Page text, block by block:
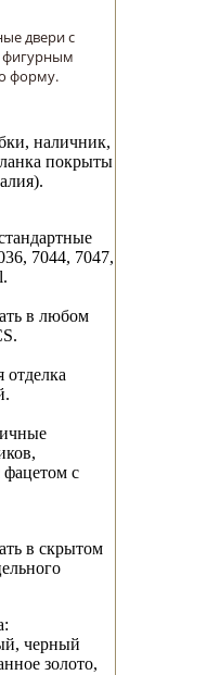
двери с
форму.
наличник,
покрыты
7044, 7047,
в любом
отделка
фацетом с
в скрытом
черный
золото,